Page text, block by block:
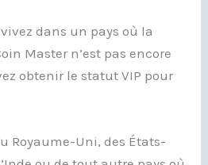
dans un pays où la
Master n’est pas encore
obtenir le statut VIP pour
Royaume-Uni, des États-